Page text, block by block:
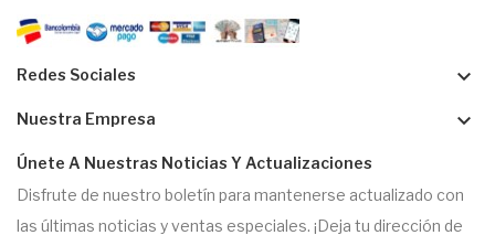
Redes Sociales keyboard_arrow_down
Nuestra Empresa keyboard_arrow_down
Únete A Nuestras Noticias Y Actualizaciones
Disfrute de nuestro boletín para mantenerse actualizado con
las últimas noticias y ventas especiales. ¡Deja tu dirección de